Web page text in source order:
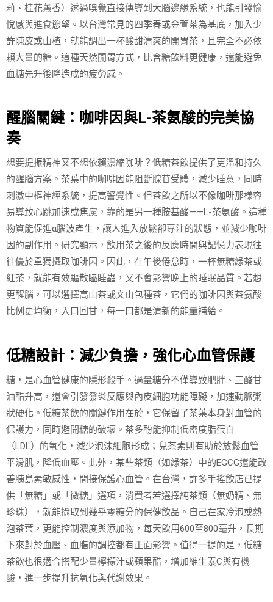
莉、桂花薰香）透過嗅覺直接傳導到大腦邊緣系統，也能引發愉
悅感與進食慾望。以台灣常見的四季春或金萱茶為基底，加入少
許陳皮或山楂，就能調出一杯酸甜清爽的開胃茶，且完全不必依
賴大量的糖。這種天然開胃方式，比含糖飲料更健康，還能避免
血糖先升後降造成的疲勞感。
醒腦關鍵：咖啡因與L-茶氨酸的完美協
奏
想要提振精神又不想依賴濃縮咖啡？低糖茶飲提供了更溫和持久
的醒腦方案。茶葉中的咖啡因能阻斷腺苷受體，減少睡意，同時
刺激中樞神經系統，提高警覺性。但茶飲之所以不像咖啡那樣容
易導致心跳加速或焦慮，靠的是另一種胺基酸——L-茶氨酸。這種
物質能促進α腦波產生，讓人進入放鬆卻專注的狀態，並減少咖啡
因的副作用。研究顯示，飲用茶之後的反應時間與記憶力表現往
往優於單獨攝取咖啡因。因此，在午後倦怠時，一杯無糖綠茶或
紅茶，就能有效驅散瞌睡蟲，又不會影響晚上的睡眠品質。若想
更醒腦，可以選擇高山茶或文山包種茶，它們的咖啡因與茶氨酸
比例更均衡，入口回甘，每一口都是清新的能量補給。
低糖設計：減少負擔，強化心血管保護
糖，是心血管健康的隱形殺手。過量糖分不僅導致肥胖、三酸甘
油酯升高，還會引發發炎反應與內皮細胞功能障礙，加速動脈粥
狀硬化。低糖茶飲的關鍵作用在於，它保留了茶葉本身對血管的
保護力，同時避開糖的破壞。茶多酚能抑制低密度脂蛋白
（LDL）的氧化，減少泡沫細胞形成；兒茶素則有助於放鬆血管
平滑肌，降低血壓。此外，某些茶類（如綠茶）中的EGCG還能改
善胰島素敏感性，間接保護心血管。在台灣，許多手搖飲店已提
供「無糖」或「微糖」選項，消費者若選擇純茶類（無奶精、無
珍珠），就能攝取到幾乎零糖分的保健飲品。自己在家冷泡或熱
泡茶葉，更能控制濃度與添加物，每天飲用600至800毫升，長期
下來對於血壓、血脂的調控都有正面影響。值得一提的是，低糖
茶飲也很適合搭配少量檸檬汁或蘋果醋，增加維生素C與有機
酸，進一步提升抗氧化與代謝效果。